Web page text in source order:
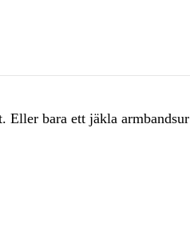
Eller bara ett jäkla armbandsur